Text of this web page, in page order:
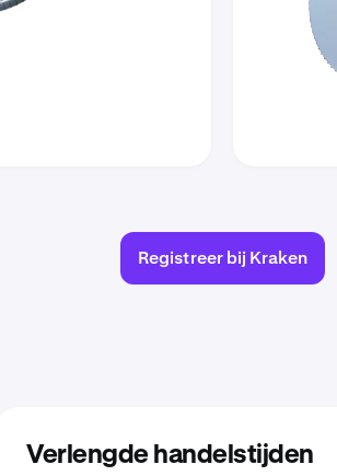
Registreer bij Kraken
Verlengde handelstijden